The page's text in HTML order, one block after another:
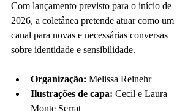
Com lançamento previsto para o início de
2026, a coletânea pretende atuar como um
canal para novas e necessárias conversas
sobre identidade e sensibilidade.
Organização: Melissa Reinehr
Ilustrações de capa: Cecil e Laura
Monte Serrat